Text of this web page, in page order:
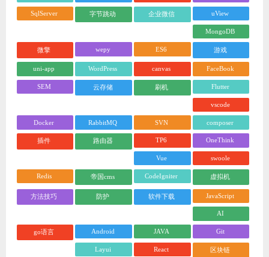
SqlServer 字节跳动 企业微信 uView
MongoDB
微擎 wepy ES6 游戏
uni-app WordPress canvas FaceBook
SEM 云存储 刷机 Flutter
vscode
Docker RabbitMQ SVN composer
插件 路由器 TP6 OneThink
Vue swoole
Redis 帝国cms CodeIgniter 虚拟机
方法技巧 防护 软件下载 JavaScript
AI
go语言 Android JAVA Git
Layui React 区块链